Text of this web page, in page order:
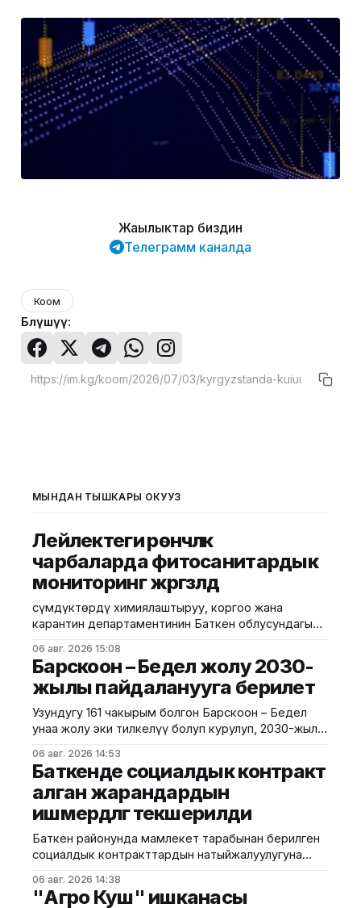
Жаңылыктар биздин
Телеграмм каналда
Коом
Бөлүшүү:
МЫНДАН ТЫШКАРЫ ОКУҢУЗ
Лейлектеги үрөнчүлүк
чарбаларда фитосанитардык
мониторинг жүргүзүлдү
Өсүмдүктөрдү химиялаштыруу, коргоо жана
карантин департаментинин Баткен облусундагы
ветеринардык жана фитосанитардык көзөмөл
кызматынын адистери Лейлек районундагы
мамлекеттик макамга ээ үрөнчүлүк чарбаларда
министрлигинин маалыматына ылайык,
мониторинг "Лейлек сорт
сыноо", "Артур" жана "Алтын дан" үрөнчүлүк
кооперативдеринде жүргүзүлүп,
06 авг. 2026 15:08
Барскоон – Бедел жолу 2030-
жылы пайдаланууга берилет
Узундугу 161 чакырым болгон Барскоон – Бедел
унаа жолу эки тилкелүү болуп курулуп, 2030-жылы
China Road and Bridge Corporation
компаниясынан билдирди. Маалыматка
ылайык, жол деңиз деңгээлинен 3000 метрден
ашык бийиктиктеги татаал тоолуу аймак аркылуу
өтөт. Долбоордун алкагында 50дөн ашык көпүрө,
анын ичинде үч ири көпүрө,
06 авг. 2026 14:53
Баткенде социалдык контракт
алган жарандардын
ишмердүүлүгү текшерилди
Баткен районунда мамлекет тарабынан берилген
социалдык контракттардын натыйжалуулугуна
райондук мамлекеттик администрациясынан
билдиришти. Маалыматка ылайык, район акиминин
06 авг. 2026 14:38
"Агро Куш" ишканасы